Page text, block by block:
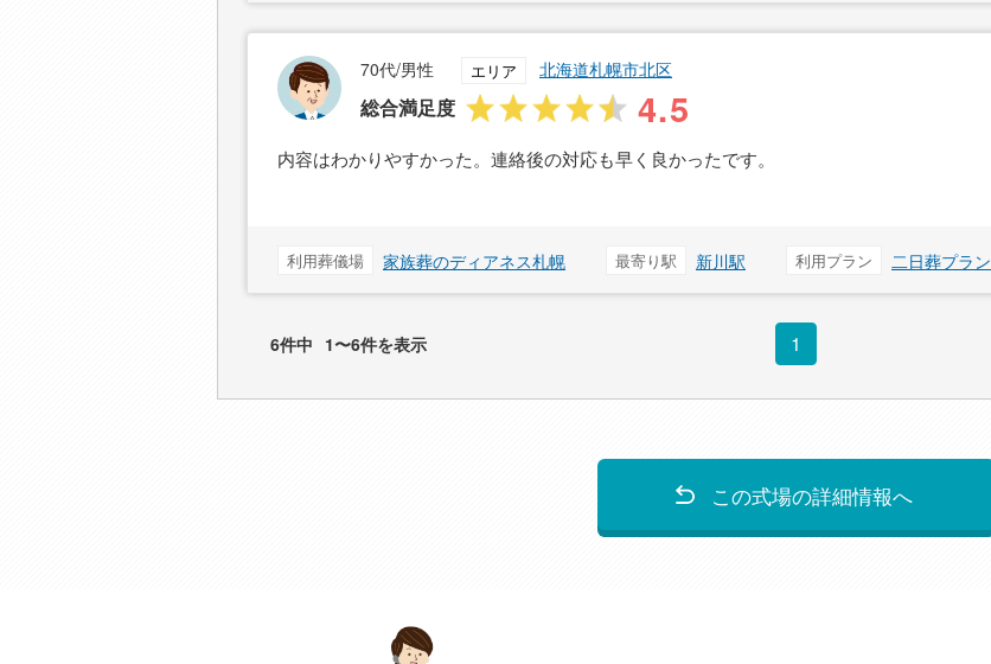
70代/男性 エリア 北海道札幌市北区
総合満足度 4.5
内容はわかりやすかった。連絡後の対応も早く良かったです。
利用葬儀場 家族葬のディアネス札幌 最寄り駅 新川駅 利用プラン 二日葬プラン
1
6件中 1〜6件を表示
この式場の詳細情報へ